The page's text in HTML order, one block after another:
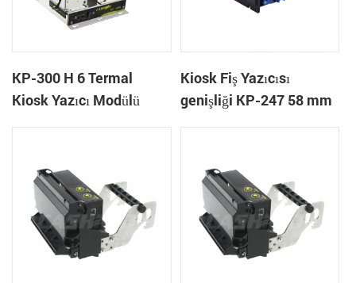
KP-300 H 6 Termal
Kiosk Yazıcı Modülü
Kiosk Fiş Yazıcısı
genişliği KP-247 58 mm